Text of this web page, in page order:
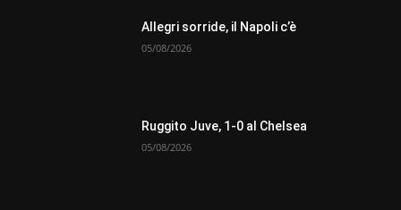
Allegri sorride, il Napoli c’è
05/08/2026
Ruggito Juve, 1-0 al Chelsea
05/08/2026